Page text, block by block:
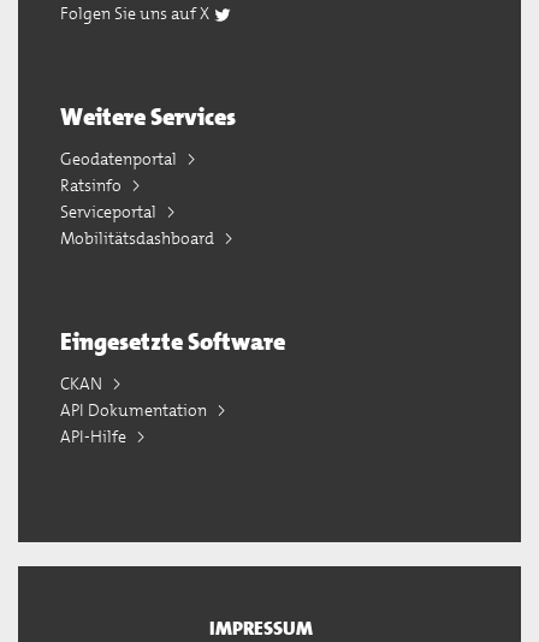
Folgen Sie uns auf X
Weitere Services
Geodatenportal
Ratsinfo
Serviceportal
Mobilitätsdashboard
Eingesetzte Software
CKAN
API Dokumentation
API-Hilfe
IMPRESSUM